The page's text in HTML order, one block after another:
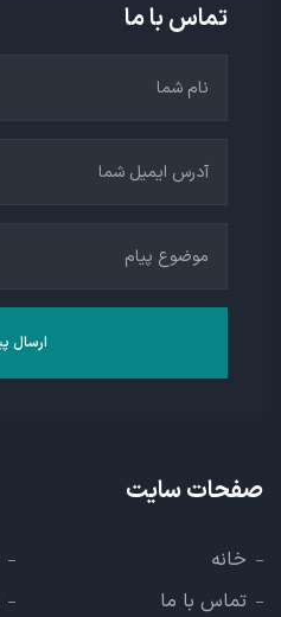
تماس با ما
صفحات سایت
خانه
تماس با ما